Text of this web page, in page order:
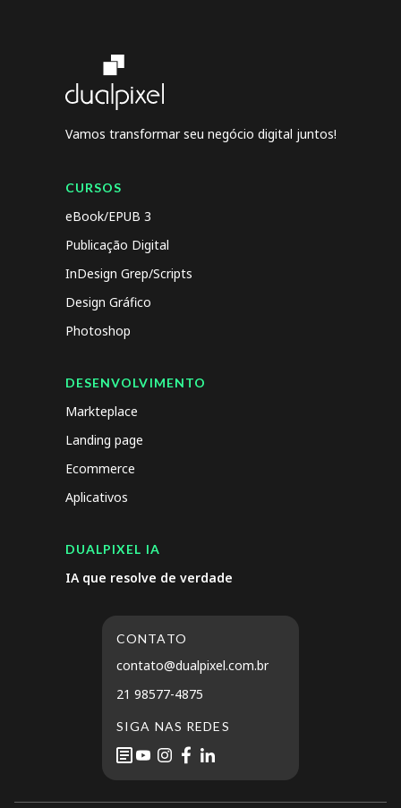
Vamos transformar seu negócio digital juntos!
CURSOS
eBook/EPUB 3
Publicação Digital
InDesign Grep/Scripts
Design Gráfico
Photoshop
DESENVOLVIMENTO
Markteplace
Landing page
Ecommerce
Aplicativos
DUALPIXEL IA
IA que resolve de verdade
CONTATO
contato@dualpixel.com.br
21 98577-4875
SIGA NAS REDES